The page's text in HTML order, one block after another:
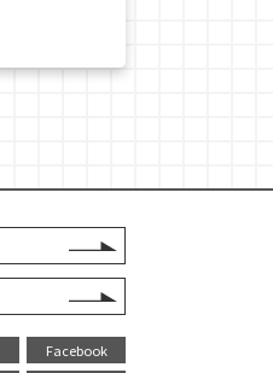
Facebook